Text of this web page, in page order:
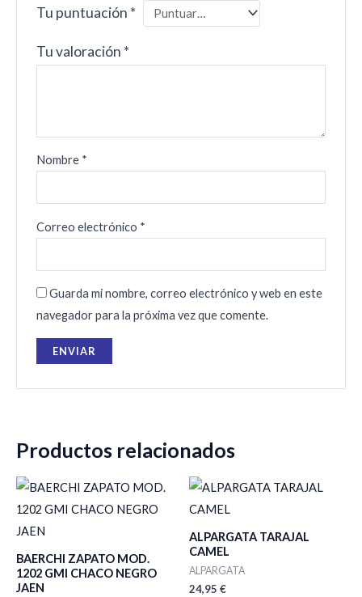
Tu puntuación *
Tu valoración *
Nombre *
Correo electrónico *
Guarda mi nombre, correo electrónico y web en este
navegador para la próxima vez que comente.
Productos relacionados
BAERCHI ZAPATO MOD.
1202 GMI CHACO NEGRO
JAEN
ALPARGATA TARAJAL
CAMEL
ALPARGATA
24,95 €